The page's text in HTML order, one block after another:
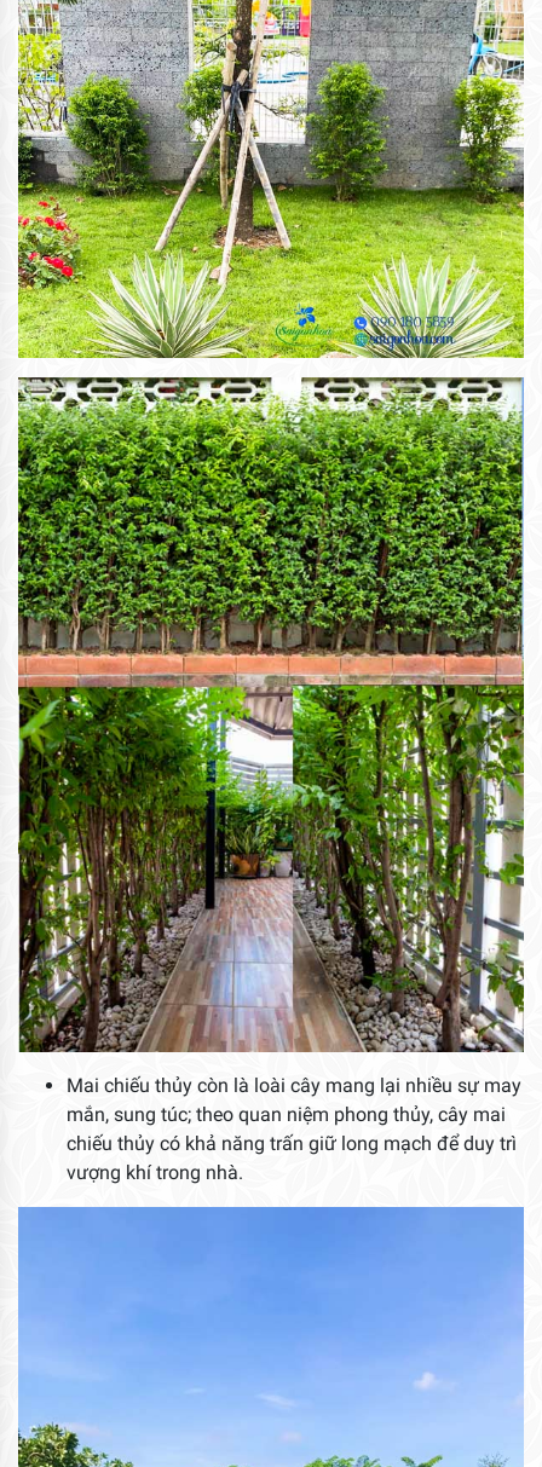
Mai chiếu thủy còn là loài cây mang lại nhiều sự may
mắn, sung túc; theo quan niệm phong thủy, cây mai
chiếu thủy có khả năng trấn giữ long mạch để duy trì
vượng khí trong nhà.